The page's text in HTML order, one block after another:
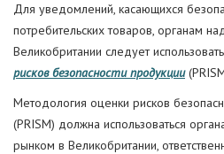
Для уведомлений, касающихся
потребительских товаров, органам
Великобритании следует
рисков безопасности продукции
Методология оценки рисков
(PRISM) должна использоваться
рынком в Великобритании,